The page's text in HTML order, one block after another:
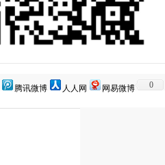
腾讯微博 人人网 网易微博 0